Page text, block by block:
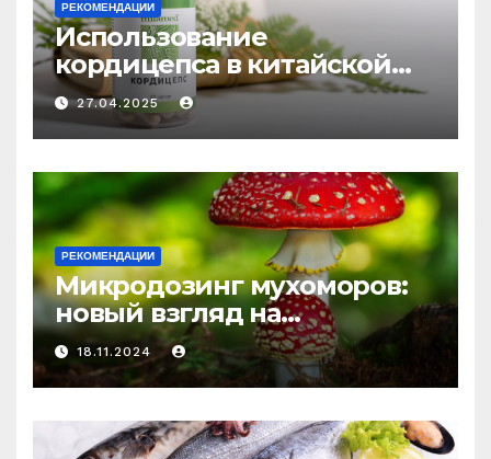
РЕКОМЕНДАЦИИ
Использование
кордицепса в китайской
медицине: природное
средство против усталости
и истощения
27.04.2025
РЕКОМЕНДАЦИИ
Микродозинг мухоморов:
новый взгляд на
психоделику
18.11.2024